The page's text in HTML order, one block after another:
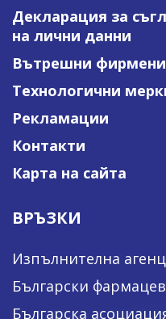
Декларация за
на лични данни
Вътрешни
Технологични
Рекламации
Контакти
Карта на сайта
ВРЪЗКИ
Изпълнителна
Български
Българска